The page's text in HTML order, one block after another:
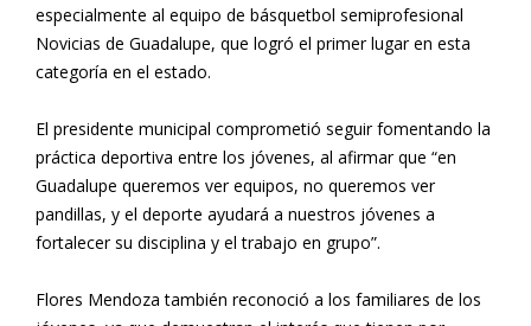
especialmente al equipo de básquetbol semiprofesional
Novicias de Guadalupe, que logró el primer lugar en esta
categoría en el estado.
El presidente municipal comprometió seguir fomentando la
práctica deportiva entre los jóvenes, al afirmar que “en
Guadalupe queremos ver equipos, no queremos ver
pandillas, y el deporte ayudará a nuestros jóvenes a
fortalecer su disciplina y el trabajo en grupo”.
Flores Mendoza también reconoció a los familiares de los